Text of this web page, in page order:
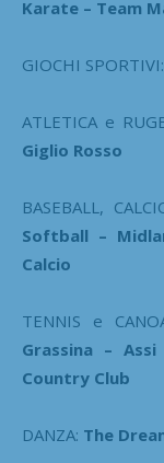
Karate – Team
GIOCHI SPORTIVI:
ATLETICA e
Giglio Rosso
BASEBALL,
Softball –
Calcio
TENNIS e
Grassina –
Country Club
DANZA: The